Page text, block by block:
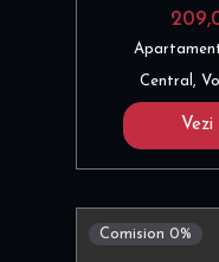
Central,
Comision 0%